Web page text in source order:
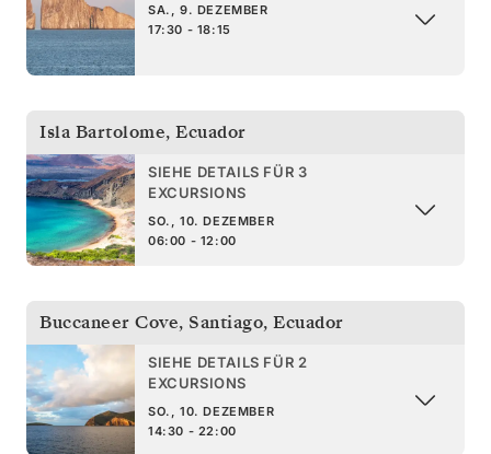
SA., 9. DEZEMBER
17:30 - 18:15
Isla Bartolome, Ecuador
SIEHE DETAILS FÜR 3
EXCURSIONS
SO., 10. DEZEMBER
06:00 - 12:00
Buccaneer Cove, Santiago, Ecuador
SIEHE DETAILS FÜR 2
EXCURSIONS
SO., 10. DEZEMBER
14:30 - 22:00